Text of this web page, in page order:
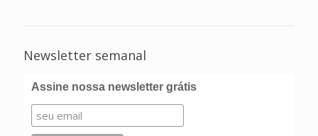
Newsletter semanal
Assine nossa newsletter grátis